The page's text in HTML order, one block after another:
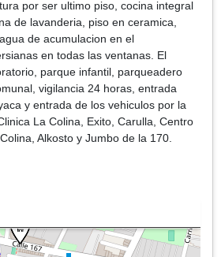
por ser ultimo piso, cocina integral
de lavanderia, piso en ceramica,
de acumulacion en el
en todas las ventanas. El
parque infantil, parqueadero
vigilancia 24 horas, entrada
y entrada de los vehiculos por la
La Colina, Exito, Carulla, Centro
Alkosto y Jumbo de la 170.